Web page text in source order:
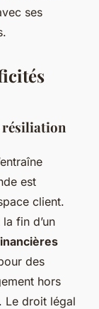
ses
résiliation
est
client.
fin d’un
des
hors
Le droit légal